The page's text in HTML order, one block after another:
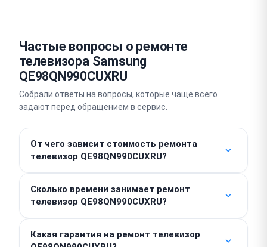
Частые вопросы о ремонте
телевизора Samsung
QE98QN990CUXRU
Собрали ответы на вопросы, которые чаще всего
задают перед обращением в сервис.
От чего зависит стоимость ремонта
телевизор QE98QN990CUXRU?
цена складывается с учетом необходимых
запчастей и сложности поломки. Точную сумму
мастер озвучит только после проведения
бесплатной диагностики.
Сколько времени занимает ремонт
телевизор QE98QN990CUXRU?
обращения, зачастую процесс занимает от 1 до 2
Какая гарантия на ремонт телевизор